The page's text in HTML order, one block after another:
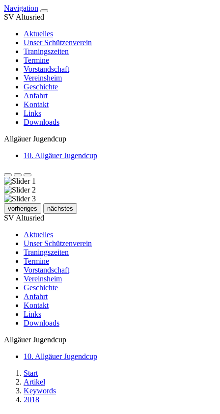
Navigation
SV Altusried
Aktuelles
Unser Schützenverein
Traningszeiten
Termine
Vorstandschaft
Vereinsheim
Geschichte
Anfahrt
Kontakt
Links
Downloads
Allgäuer Jugendcup
10. Allgäuer Jugendcup
vorheriges nächstes
SV Altusried
Aktuelles
Unser Schützenverein
Traningszeiten
Termine
Vorstandschaft
Vereinsheim
Geschichte
Anfahrt
Kontakt
Links
Downloads
Allgäuer Jugendcup
10. Allgäuer Jugendcup
Start
Artikel
Keywords
2018